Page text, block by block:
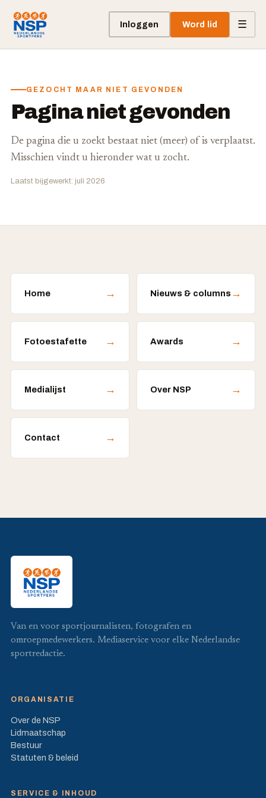
Inloggen Word lid ☰
GEZOCHT MAAR NIET GEVONDEN
Pagina niet gevonden
De pagina die u zoekt bestaat niet (meer) of is verplaatst.
Misschien vindt u hieronder wat u zocht.
Laatst bijgewerkt: juli 2026
Home → Nieuws & columns →
Fotoestafette → Awards →
Medialijst → Over NSP →
Contact →
Van en voor sportjournalisten, fotografen en
omroepmedewerkers. Mediaservice voor elke Nederlandse
sportredactie.
ORGANISATIE
Over de NSP
Lidmaatschap
Bestuur
Statuten & beleid
SERVICE & INHOUD